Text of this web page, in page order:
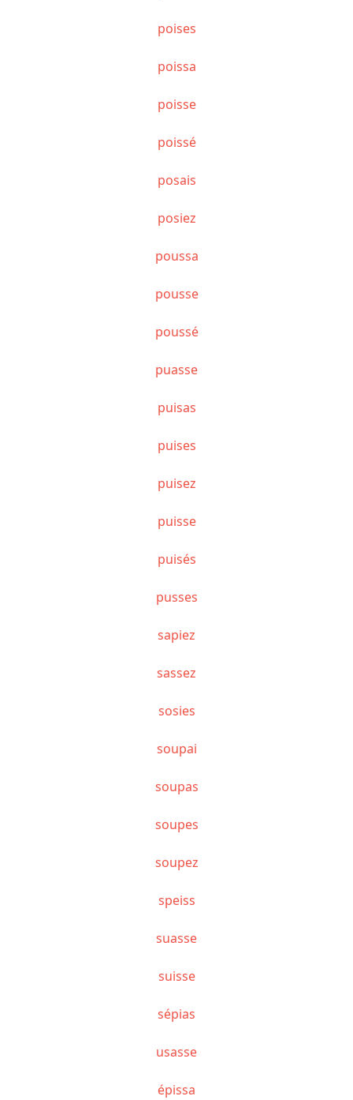
poises
poissa
poisse
poissé
posais
posiez
poussa
pousse
poussé
puasse
puisas
puises
puisez
puisse
puisés
pusses
sapiez
sassez
sosies
soupai
soupas
soupes
soupez
speiss
suasse
suisse
sépias
usasse
épissa